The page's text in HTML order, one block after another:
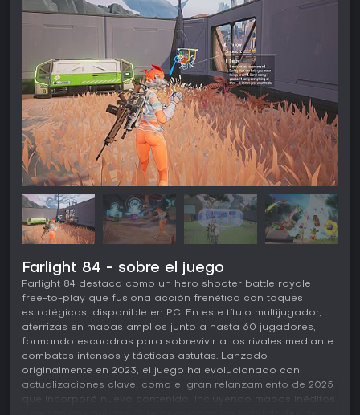
Farlight 84 - sobre el juego
Farlight 84 destaca como un hero shooter battle royale
free-to-play que fusiona acción frenética con toques
estratégicos, disponible en PC. En este título multijugador,
aterrizas en mapas amplios junto a hasta 60 jugadores,
formando escuadras para sobrevivir a los rivales mediante
combates intensos y tácticas astutas. Lanzado
originalmente en 2023, el juego ha evolucionado con
actualizaciones clave, como el gran relanzamiento de 2025
que incorporó nuevo contenido, incluyendo mapas inéditos